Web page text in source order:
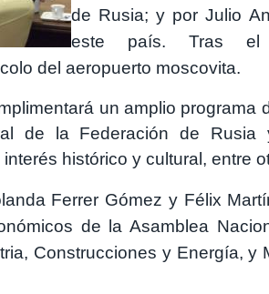
de Rusia; y por Julio
este país. Tras el
del aeropuerto moscovita.
un amplio programa
de la Federación de Rusia
histórico y cultural, entre
Ferrer Gómez y Félix
de la Asamblea
Construcciones y Energía, y